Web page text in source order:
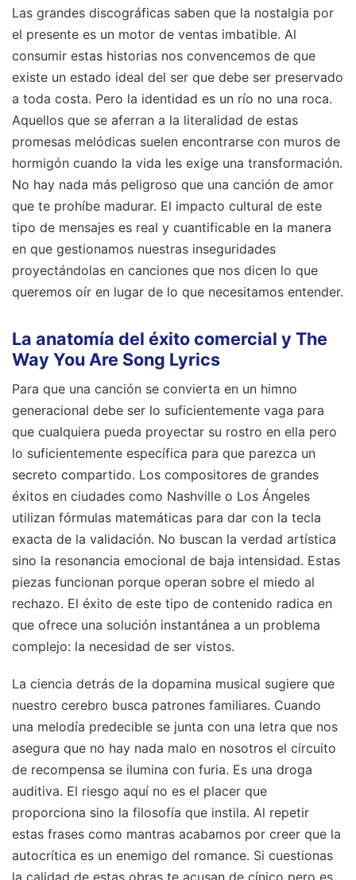
Las grandes discográficas saben que la nostalgia por
el presente es un motor de ventas imbatible. Al
consumir estas historias nos convencemos de que
existe un estado ideal del ser que debe ser preservado
a toda costa. Pero la identidad es un río no una roca.
Aquellos que se aferran a la literalidad de estas
promesas melódicas suelen encontrarse con muros de
hormigón cuando la vida les exige una transformación.
No hay nada más peligroso que una canción de amor
que te prohíbe madurar. El impacto cultural de este
tipo de mensajes es real y cuantificable en la manera
en que gestionamos nuestras inseguridades
proyectándolas en canciones que nos dicen lo que
queremos oír en lugar de lo que necesitamos entender.
La anatomía del éxito comercial y The
Way You Are Song Lyrics
Para que una canción se convierta en un himno
generacional debe ser lo suficientemente vaga para
que cualquiera pueda proyectar su rostro en ella pero
lo suficientemente específica para que parezca un
secreto compartido. Los compositores de grandes
éxitos en ciudades como Nashville o Los Ángeles
utilizan fórmulas matemáticas para dar con la tecla
exacta de la validación. No buscan la verdad artística
sino la resonancia emocional de baja intensidad. Estas
piezas funcionan porque operan sobre el miedo al
rechazo. El éxito de este tipo de contenido radica en
que ofrece una solución instantánea a un problema
complejo: la necesidad de ser vistos.
La ciencia detrás de la dopamina musical sugiere que
nuestro cerebro busca patrones familiares. Cuando
una melodía predecible se junta con una letra que nos
asegura que no hay nada malo en nosotros el circuito
de recompensa se ilumina con furia. Es una droga
auditiva. El riesgo aquí no es el placer que
proporciona sino la filosofía que instila. Al repetir
estas frases como mantras acabamos por creer que la
autocrítica es un enemigo del romance. Si cuestionas